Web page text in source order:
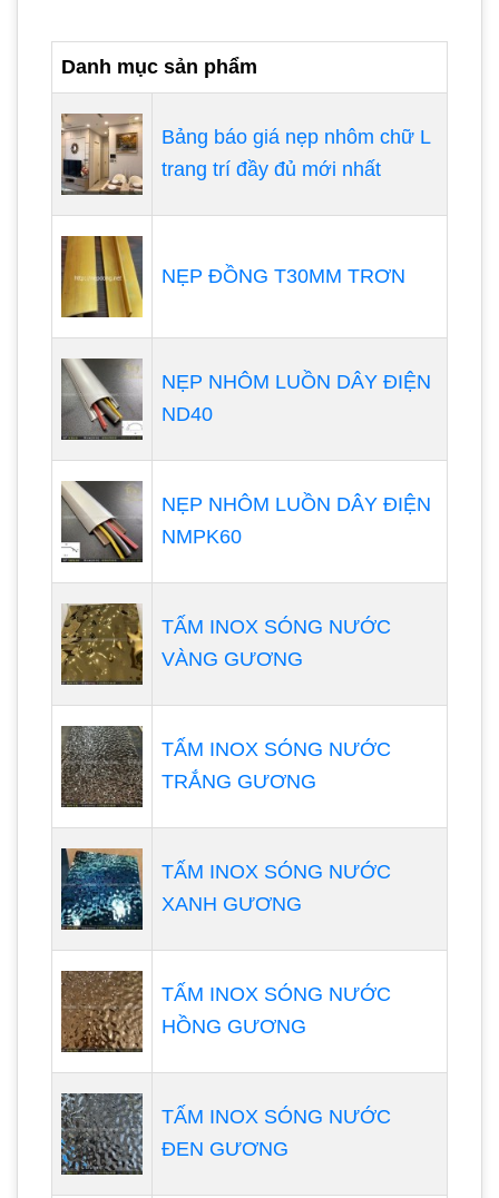
Danh mục sản phẩm
Bảng báo giá nẹp nhôm chữ L
trang trí đầy đủ mới nhất
NẸP ĐỒNG T30MM TRƠN
NẸP NHÔM LUỒN DÂY ĐIỆN
ND40
NẸP NHÔM LUỒN DÂY ĐIỆN
NMPK60
TẤM INOX SÓNG NƯỚC
VÀNG GƯƠNG
TẤM INOX SÓNG NƯỚC
TRẮNG GƯƠNG
TẤM INOX SÓNG NƯỚC
XANH GƯƠNG
TẤM INOX SÓNG NƯỚC
HỒNG GƯƠNG
TẤM INOX SÓNG NƯỚC
ĐEN GƯƠNG